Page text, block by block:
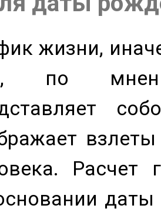
жизни,
по
Расчет